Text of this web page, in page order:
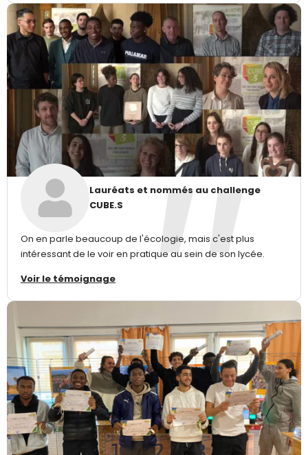
Lauréats et nommés au challenge
CUBE.S
On en parle beaucoup de l'écologie, mais c'est plus
intéressant de le voir en pratique au sein de son lycée.
Voir le témoignage